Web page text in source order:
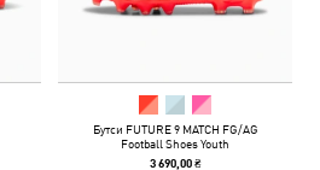
Бутси FUTURE 9 MATCH FG/AG
Football Shoes Youth
3 690,00 ₴